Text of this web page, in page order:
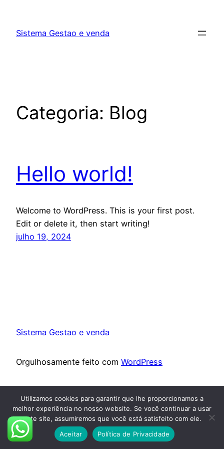
Sistema Gestao e venda
Categoria: Blog
Hello world!
Welcome to WordPress. This is your first post.
Edit or delete it, then start writing!
julho 19, 2024
Sistema Gestao e venda
Orgulhosamente feito com WordPress
Utilizamos cookies para garantir que lhe proporcionamos a
melhor experiência no nosso website. Se você continuar a usar
este site, assumiremos que você está satisfeito com ele.
Aceitar
Política de Privacidade